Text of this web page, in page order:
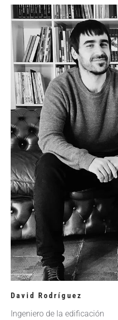
David Rodríguez
Ingeniero de la edificación